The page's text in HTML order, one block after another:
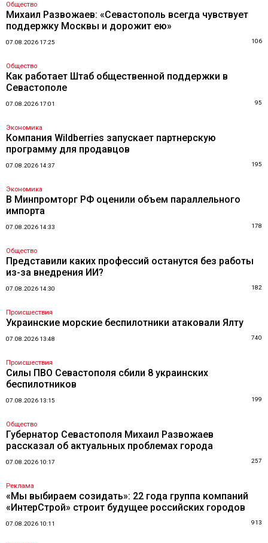
Общество
Михаил Развожаев: «Севастополь всегда чувствует
поддержку Москвы и дорожит ею»
07.08.2026 17:25 106
Общество
Как работает Штаб общественной поддержки в
Севастополе
07.08.2026 17:01 95
Экономика
Компания Wildberries запускает партнерскую
программу для продавцов
07.08.2026 14:37 195
Экономика
В Минпромторг РФ оценили объем параллельного
импорта
07.08.2026 14:33 178
Общество
Представили каких профессий останутся без работы
из-за внедрения ИИ?
07.08.2026 14:30 182
Происшествия
Украинские морские беспилотники атаковали Ялту
07.08.2026 13:48 740
Происшествия
Силы ПВО Севастополя сбили 8 украинских
беспилотников
07.08.2026 13:15 199
Общество
Губернатор Севастополя Михаил Развожаев
рассказал об актуальных проблемах города
07.08.2026 10:17 257
Реклама
«Мы выбираем созидать»: 22 года группа компаний
«ИнтерСтрой» строит будущее российских городов
07.08.2026 10:11 913